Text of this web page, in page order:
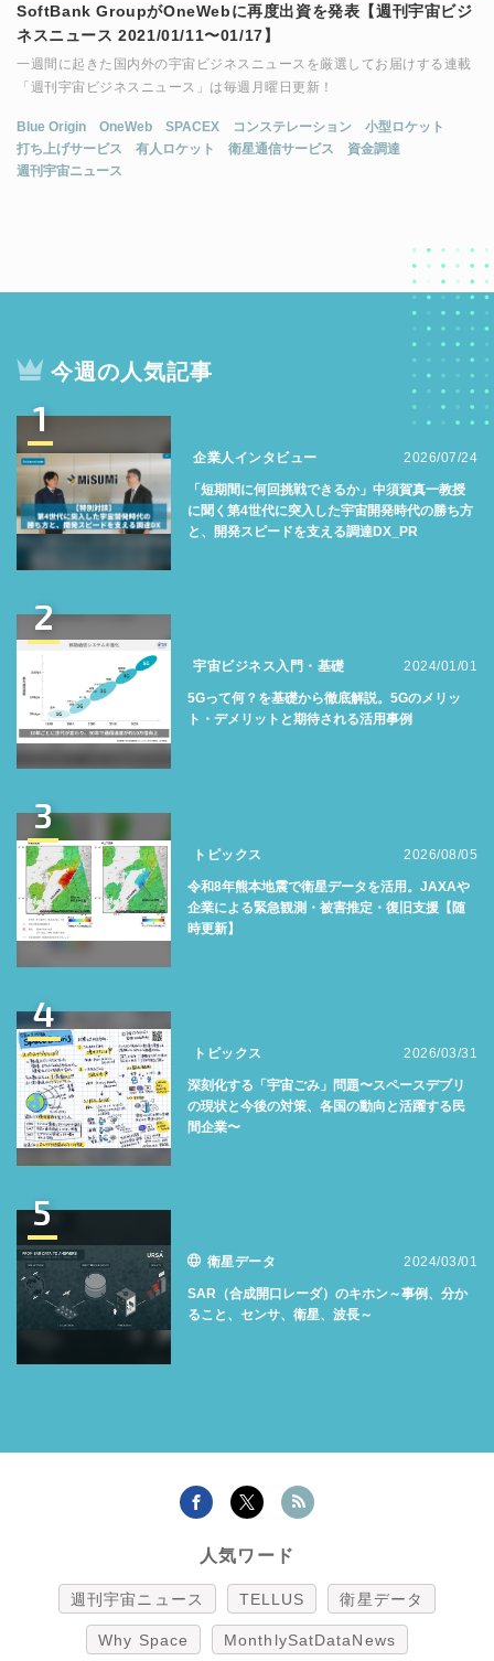
SoftBank GroupがOneWebに再度出資を発表【週刊宇宙ビジ
ネスニュース 2021/01/11〜01/17】
一週間に起きた国内外の宇宙ビジネスニュースを厳選してお届けする連載
「週刊宇宙ビジネスニュース」は毎週月曜日更新！
Blue Origin OneWeb SPACEX コンステレーション
小型ロケット
打ち上げサービス
有人ロケット 衛星通信サービス
資金調達
週刊宇宙ニュース
今週の人気記事
1
企業人インタビュー 2026/07/24
「短期間に何回挑戦できるか」中須賀真一教授
に聞く第4世代に突入した宇宙開発時代の勝ち方
と、開発スピードを支える調達DX_PR
2
宇宙ビジネス入門・基礎 2024/01/01
5Gって何？を基礎から徹底解説。5Gのメリッ
ト・デメリットと期待される活用事例
3
トピックス 2026/08/05
令和8年熊本地震で衛星データを活用。JAXAや
企業による緊急観測・被害推定・復旧支援【随
時更新】
4
トピックス 2026/03/31
深刻化する「宇宙ごみ」問題〜スペースデブリ
の現状と今後の対策、各国の動向と活躍する民
間企業〜
5
衛星データ 2024/03/01
SAR（合成開口レーダ）のキホン～事例、分か
ること、センサ、衛星、波長～
人気ワード
週刊宇宙ニュース TELLUS 衛星データ
Why Space MonthlySatDataNews